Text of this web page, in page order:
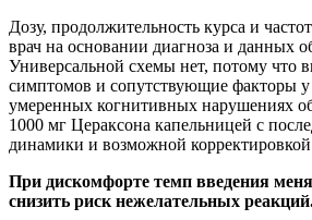
Дозу, продолжительность курса и
врач на основании диагноза и данных
Универсальной схемы нет, потому что
симптомов и сопутствующие факторы
умеренных когнитивных нарушениях
1000 мг Цераксона капельницей с
динамики и возможной
При дискомфорте темп введения
снизить риск нежелательных